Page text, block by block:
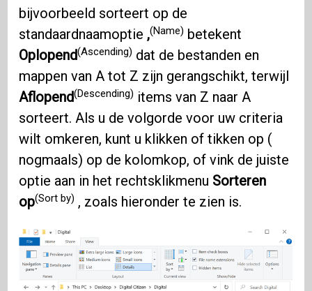
bijvoorbeeld sorteert op de
standaardnaamoptie ,(Name) betekent
Oplopend(Ascending) dat de bestanden en
mappen van A tot Z zijn gerangschikt, terwijl
Aflopend(Descending) items van Z naar A
sorteert. Als u de volgorde voor uw criteria
wilt omkeren, kunt u klikken of tikken op (
nogmaals) op de kolomkop, of vink de juiste
optie aan in het rechtsklikmenu Sorteren
op(Sort by) , zoals hieronder te zien is.